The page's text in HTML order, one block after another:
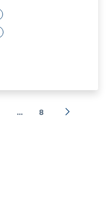
... 8 Successiva